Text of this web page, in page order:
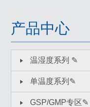
产品中心
温湿度系列 ✎
单温度系列✎
GSP/GMP专区✎